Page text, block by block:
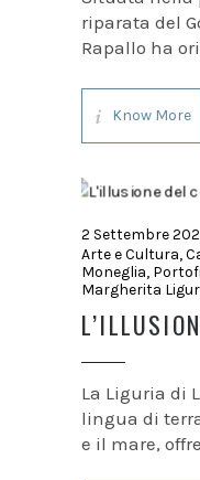
riparata del
Rapallo ha
nome
che significa
le
Know More
2 Settembre
Arte e Cultura,
Moneglia,
Margherita
La Liguria di
lingua di
e il mare,